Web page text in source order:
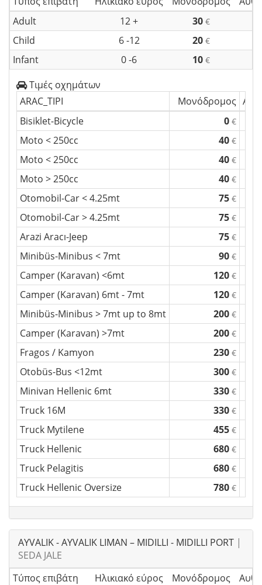
Adult
12 + 30 €
Child 6 -12 20 €
Infant 0 -6 10 €
Τιμές οχημάτων
ARAC_TIPI
Μονόδρομος
Bisiklet-Bicycle
0 €
Moto < 250cc 40 €
Moto < 250cc 40 €
Moto > 250cc 40 €
Otomobil-Car < 4.25mt 75 €
Otomobil-Car > 4.25mt 75 €
Arazi Aracı-Jeep 75 €
Minibüs-Minibus < 7mt 90 €
Camper (Karavan) <6mt 120 €
Camper (Karavan) 6mt - 7mt 120 €
Minibüs-Minibus > 7mt up to 8mt 200 €
Camper (Karavan) >7mt 200 €
Fragos / Kamyon 230 €
Otobüs-Bus <12mt 300 €
Minivan Hellenic 6mt 330 €
Truck 16M 330 €
Truck Mytilene 455 €
Truck Hellenic 680 €
Truck Pelagitis 680 €
Truck Hellenic Oversize 780 €
AYVALIK - AYVALIK LIMAN – MIDILLI - MIDILLI PORT |
SEDA JALE
Τύπος επιβάτη
Ηλικιακό εύρος Μονόδρομος